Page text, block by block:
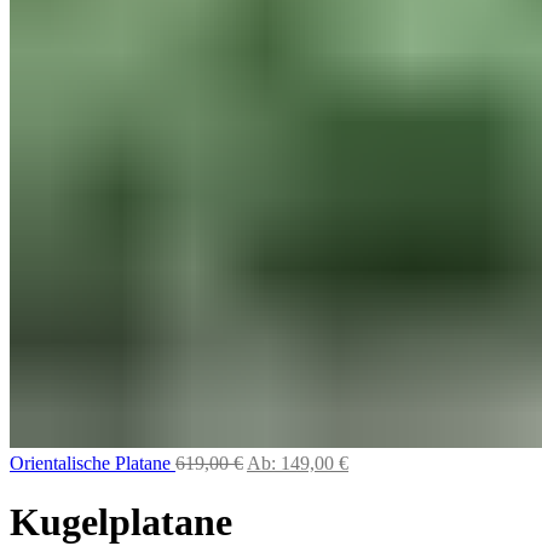
Orientalische Platane 619,00€ Ab: 149,00 €
Kugelplatane